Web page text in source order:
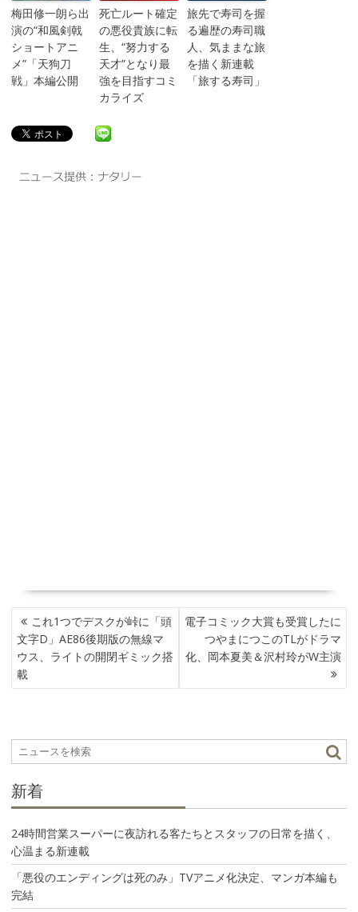
梅田修一朗ら出
演の“和風剣戟
ショートアニ
メ”「天狗刀
戦」本編公開
死亡ルート確定
の悪役貴族に転
生、“努力する
天才”となり最
強を目指すコミ
カライズ
旅先で寿司を握
る遍歴の寿司職
人、気ままな旅
を描く新連載
「旅する寿司」
投
稿
ナ
ビ
ゲ
ョ
ン
これ1つでデスクが峠に「頭
文字D」AE86後期版の無線マ
ウス、ライトの開閉ギミック搭
載
電子コミック大賞も受賞したに
つやまにつこのTLがドラマ
化、岡本夏美＆沢村玲がW主演
新着
24時間営業スーパーに夜訪れる客たちとスタッフの日常を描く、
心温まる新連載
「悪役のエンディングは死のみ」TVアニメ化決定、マンガ本編も
完結